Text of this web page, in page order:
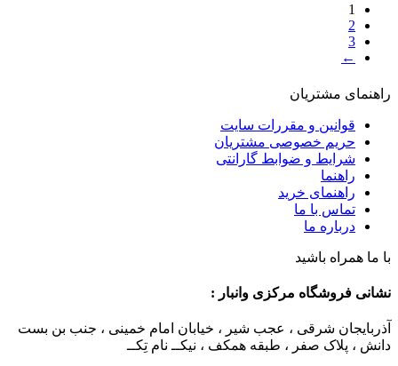
1
2
3
←
راهنمای مشتریان
قوانین و مقررات سایت
حریم خصوصی مشتریان
شرایط و ضوابط گارانتی
راهنما
راهنمای خرید
تماس با ما
درباره ما
با ما همراه باشید
نشانی فروشگاه مرکزی وانبار :
آذربایجان شرقی ، عجب شیر ، خیابان امام خمینی ، جنب بن بست
دانش ، پلاک صفر ، طبقه همکف ، نیکــ نام تِکــ